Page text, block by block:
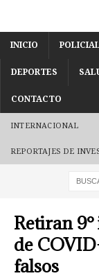
INICIO POLICIAL
DEPORTES
CONTACTO
INTERNACIONAL
REPORTAJES DE
Retiran
de
falsos